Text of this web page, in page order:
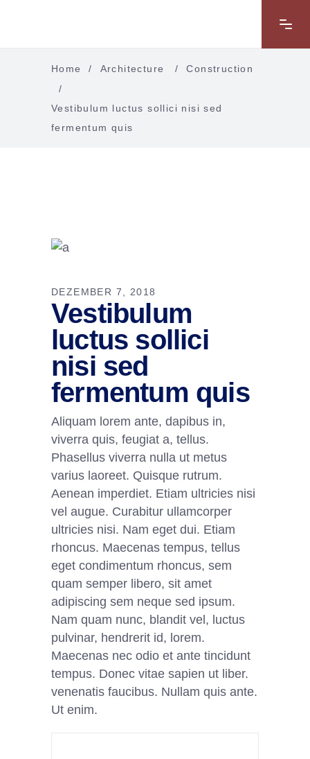
Home / Architecture /Construction
/
Vestibulum luctus sollici nisi sed
fermentum quis
DEZEMBER 7, 2018
Vestibulum
luctus sollici
nisi sed
fermentum quis
Aliquam lorem ante, dapibus in,
viverra quis, feugiat a, tellus.
Phasellus viverra nulla ut metus
varius laoreet. Quisque rutrum.
Aenean imperdiet. Etiam ultricies nisi
vel augue. Curabitur ullamcorper
ultricies nisi. Nam eget dui. Etiam
rhoncus. Maecenas tempus, tellus
eget condimentum rhoncus, sem
quam semper libero, sit amet
adipiscing sem neque sed ipsum.
Nam quam nunc, blandit vel, luctus
pulvinar, hendrerit id, lorem.
Maecenas nec odio et ante tincidunt
tempus. Donec vitae sapien ut liber.
venenatis faucibus. Nullam quis ante.
Ut enim.